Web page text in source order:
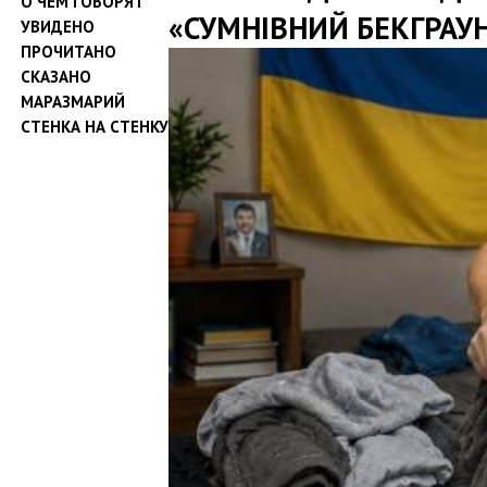
УВИДЕНО
ПРОЧИТАНО
СКАЗАНО
МАРАЗМАРИЙ
СТЕНКА НА СТЕНКУ
«СУМНІВНИЙ